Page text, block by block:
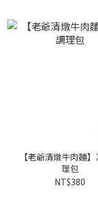
【老爺清燉牛肉麵
理包
NT$380